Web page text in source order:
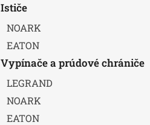
Ističe
NOARK
EATON
Vypínače a prúdové chrániče
LEGRAND
NOARK
EATON